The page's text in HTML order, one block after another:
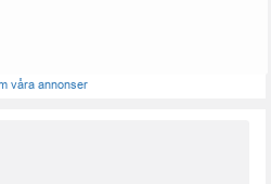
våra annonser